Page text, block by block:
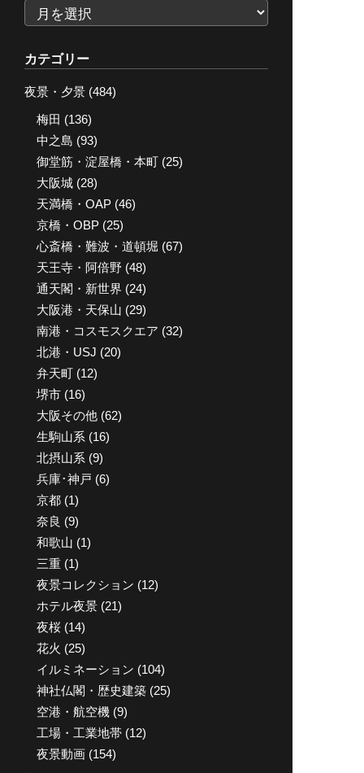
ー
カ
イ
ブ
カテゴリー
夜景・夕景 (484)
梅田 (136)
中之島 (93)
御堂筋・淀屋橋・本町 (25)
大阪城 (28)
天満橋・OAP (46)
京橋・OBP (25)
心斎橋・難波・道頓堀 (67)
天王寺・阿倍野 (48)
通天閣・新世界 (24)
大阪港・天保山 (29)
南港・コスモスクエア (32)
北港・USJ (20)
弁天町 (12)
堺市 (16)
大阪その他 (62)
生駒山系 (16)
北摂山系 (9)
兵庫･神戸 (6)
京都 (1)
奈良 (9)
和歌山 (1)
三重 (1)
夜景コレクション (12)
ホテル夜景 (21)
夜桜 (14)
花火 (25)
イルミネーション (104)
神社仏閣・歴史建築 (25)
空港・航空機 (9)
工場・工業地帯 (12)
夜景動画 (154)